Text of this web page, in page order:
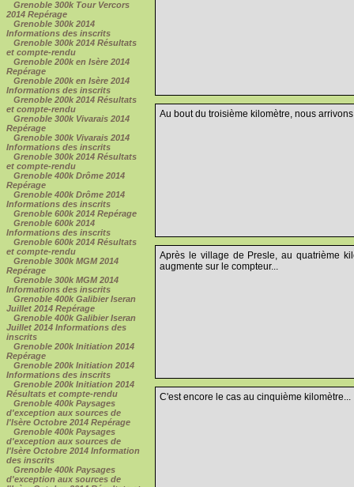
Grenoble 300k Tour Vercors
2014 Repérage
Grenoble 300k 2014
Informations des inscrits
Grenoble 300k 2014 Résultats
et compte-rendu
Grenoble 200k en Isère 2014
Repérage
Grenoble 200k en Isère 2014
Informations des inscrits
Grenoble 200k 2014 Résultats
et compte-rendu
Grenoble 300k Vivarais 2014
Repérage
Grenoble 300k Vivarais 2014
Informations des inscrits
Grenoble 300k 2014 Résultats
et compte-rendu
Grenoble 400k Drôme 2014
Repérage
Grenoble 400k Drôme 2014
Informations des inscrits
Grenoble 600k 2014 Repérage
Grenoble 600k 2014
Informations des inscrits
Grenoble 600k 2014 Résultats
et compte-rendu
Grenoble 300k MGM 2014
Repérage
Grenoble 300k MGM 2014
Informations des inscrits
Grenoble 400k Galibier Iseran
Juillet 2014 Repérage
Grenoble 400k Galibier Iseran
Juillet 2014 Informations des
inscrits
Grenoble 200k Initiation 2014
Repérage
Grenoble 200k Initiation 2014
Informations des inscrits
Grenoble 200k Initiation 2014
Résultats et compte-rendu
Grenoble 400k Paysages
d'exception aux sources de
l'Isère Octobre 2014 Repérage
Grenoble 400k Paysages
d'exception aux sources de
l'Isère Octobre 2014 Information
des inscrits
Grenoble 400k Paysages
d'exception aux sources de
Au bout du troisième kilomètre, nous
Après le village de Presle, au quatrième
augmente sur le compteur...
C'est encore le cas au cinquième kilomètre...